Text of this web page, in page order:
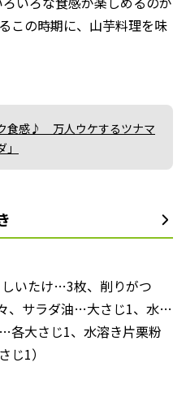
この時期に、山芋料理を味
食感♪ 万人ウケするツナマ
いたけ…3枚、削りがつ
、サラダ油…大さじ1、水…
各大さじ1、水溶き片栗粉
1）